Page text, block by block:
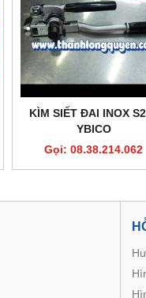
KÌM SIẾT ĐAI INOX
YBICO
Gọi: 08.38.214.062